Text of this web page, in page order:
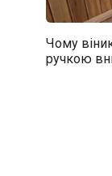
Чому
ручкою